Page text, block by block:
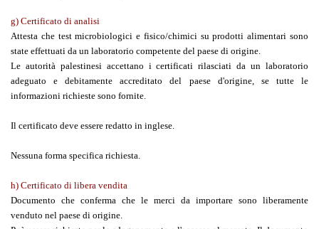
g) Certificato di analisi
Attesta che test microbiologici e fisico/chimici su prodotti alimentari sono
state effettuati da un laboratorio competente del paese di origine.
Le autorità palestinesi accettano i certificati rilasciati da un laboratorio
adeguato e debitamente accreditato del paese d'origine, se tutte le
informazioni richieste sono fornite.
Il certificato deve essere redatto in inglese.
Nessuna forma specifica richiesta.
h) Certificato di libera vendita
Documento che conferma che le merci da importare sono liberamente
venduto nel paese di origine.